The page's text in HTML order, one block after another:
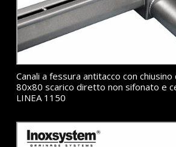
Canali a fessura antitacco con
80x80 scarico diretto non sifonato e
LINEA 1150